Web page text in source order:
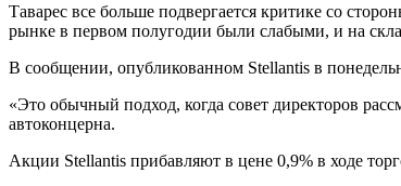
Таварес все больше подвергается критике со
рынке в первом полугодии были слабыми, и на
В сообщении, опубликованном Stellantis в
«Это обычный подход, когда совет директоров
автоконцерна.
Акции Stellantis прибавляют в цене 0,9% в ходе